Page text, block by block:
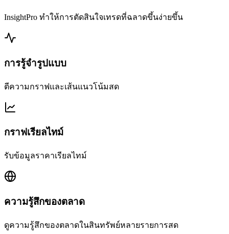
InsightPro ทำให้การตัดสินใจเทรดที่ฉลาดขึ้นง่ายขึ้น
การรู้จำรูปแบบ
ตีความกราฟและเส้นแนวโน้มสด
กราฟเรียลไทม์
รับข้อมูลราคาเรียลไทม์
ความรู้สึกของตลาด
ดูความรู้สึกของตลาดในสินทรัพย์หลายรายการสด